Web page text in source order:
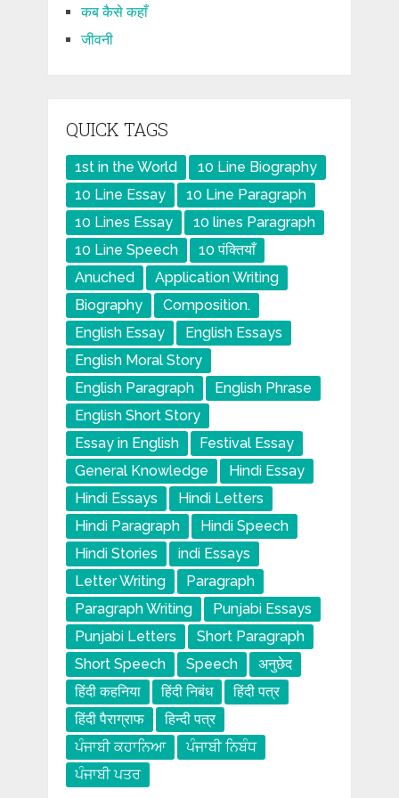
कब कैसे कहाँ
जीवनी
QUICK TAGS
1st in the World
10 Line Biography
10 Line Essay
10 Line Paragraph
10 Lines Essay
10 lines Paragraph
10 Line Speech
10 पंक्तियाँ
Anuched
Application Writing
Biography
Composition.
English Essay
English Essays
English Moral Story
English Paragraph
English Phrase
English Short Story
Essay in English
Festival Essay
General Knowledge
Hindi Essay
Hindi Essays
Hindi Letters
Hindi Paragraph
Hindi Speech
Hindi Stories
indi Essays
Letter Writing
Paragraph
Paragraph Writing
Punjabi Essays
Punjabi Letters
Short Paragraph
Short Speech
Speech
अनुछेद
हिंदी कहनिया
हिंदी निबंध
हिंदी पत्र
हिंदी पैराग्राफ
हिन्दी पत्र
ਪੰਜਾਬੀ ਕਹਾਨਿਆ
ਪੰਜਾਬੀ ਨਿਬੰਧ
ਪੰਜਾਬੀ ਪਤਰ